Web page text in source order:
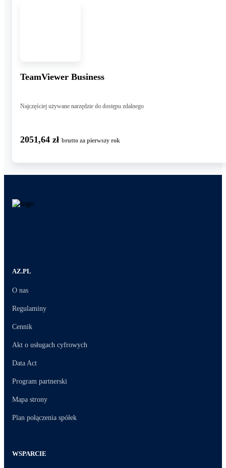
TeamViewer Business
Najczęściej używane narzędzie do dostępu zdalnego
2051,64 zł brutto za pierwszy rok
AZ.PL
O nas
Regulaminy
Cennik
Akt o usługach cyfrowych
Data Act
Program partnerski
Mapa strony
Plan połączenia spółek
WSPARCIE